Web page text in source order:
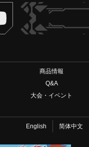
ヴァンガードch
商品情報
Q&A
大会・イベント
English 简体中文